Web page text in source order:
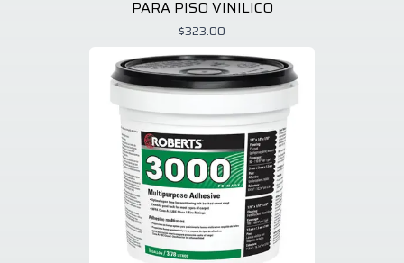
PARA PISO VINILICO
$323.00